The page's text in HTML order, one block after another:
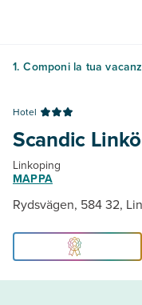
1. Componi la tua
Hotel
Scandic
Linkoping
MAPPA
Rydsvägen, 584 32,